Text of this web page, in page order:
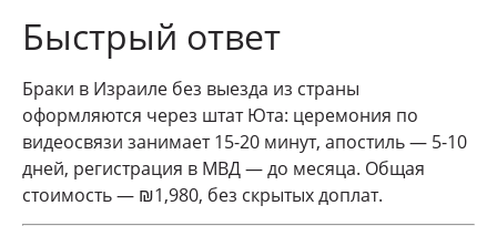
Быстрый ответ
Браки в Израиле без выезда из страны
оформляются через штат Юта: церемония по
видеосвязи занимает 15-20 минут, апостиль — 5-10
дней, регистрация в МВД — до месяца. Общая
стоимость — ₪1,980, без скрытых доплат.